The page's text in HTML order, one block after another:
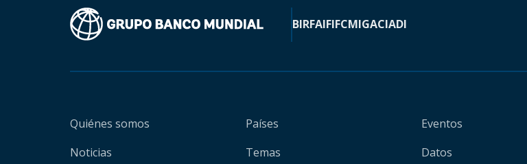
BIRFAIFIFCMIGACIADI
Quiénes somos
Noticias
Países
Temas
Eventos
Datos